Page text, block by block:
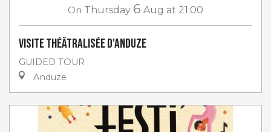
On Thursday 6 Aug at 21:00
Visite théâtralisée d'Anduze
GUIDED TOUR
Anduze